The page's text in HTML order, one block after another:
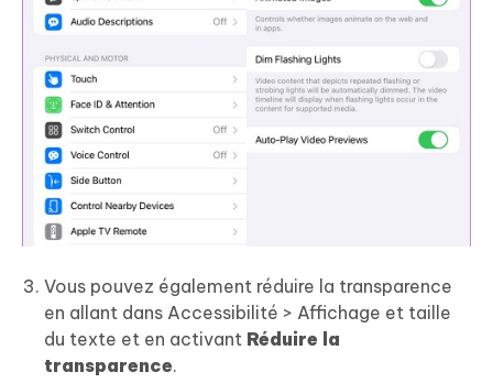
Vous pouvez également réduire la transparence
en allant dans Accessibilité > Affichage et taille
du texte et en activant Réduire la
transparence.